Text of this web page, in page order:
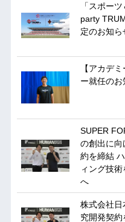
「スポー
party
定のお知ら
【アカデ
ー就任のお
SUPER
の創出に向
約を締結
ィング技
へ
株式会社日
究開発契約